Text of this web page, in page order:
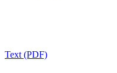
Text (PDF)